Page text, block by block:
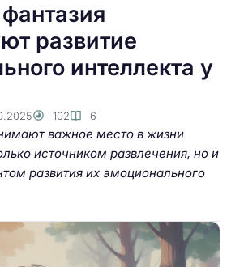
развитие
интеллекта у
102 6
важное место в жизни
источником развлечения, но и
развития их эмоционального